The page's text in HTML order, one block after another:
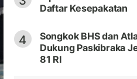
Daftar Kesepakatan
4
Songkok BHS dan
Dukung Paskibraka
81 RI